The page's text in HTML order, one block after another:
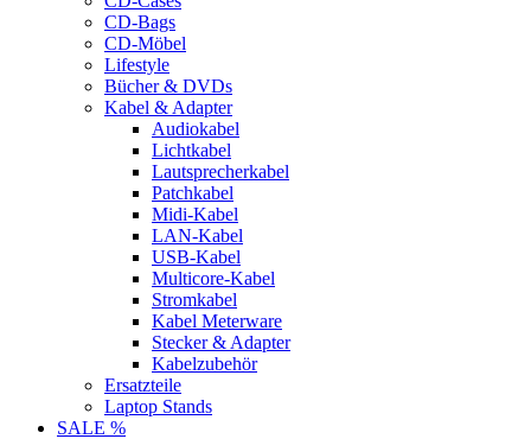
CD-Bags
CD-Möbel
Lifestyle
Bücher & DVDs
Kabel & Adapter
Audiokabel
Lichtkabel
Lautsprecherkabel
Patchkabel
Midi-Kabel
LAN-Kabel
USB-Kabel
Multicore-Kabel
Stromkabel
Kabel Meterware
Stecker & Adapter
Kabelzubehör
Ersatzteile
Laptop Stands
SALE %